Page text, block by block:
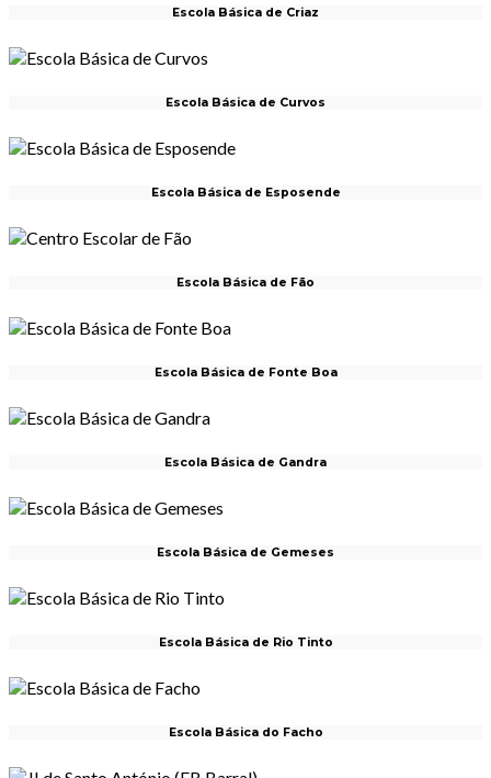
Escola Básica de Criaz
Escola Básica de Curvos
Escola Básica de Esposende
Escola Básica de Fão
Escola Básica de Fonte Boa
Escola Básica de Gandra
Escola Básica de Gemeses
Escola Básica de Rio Tinto
Escola Básica do Facho